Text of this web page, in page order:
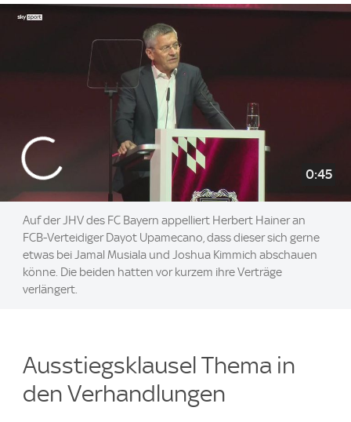
0:45
Auf der JHV des FC Bayern appelliert Herbert Hainer an
FCB-Verteidiger Dayot Upamecano, dass dieser sich gerne
etwas bei Jamal Musiala und Joshua Kimmich abschauen
könne. Die beiden hatten vor kurzem ihre Verträge
verlängert.
Ausstiegsklausel Thema in
den Verhandlungen